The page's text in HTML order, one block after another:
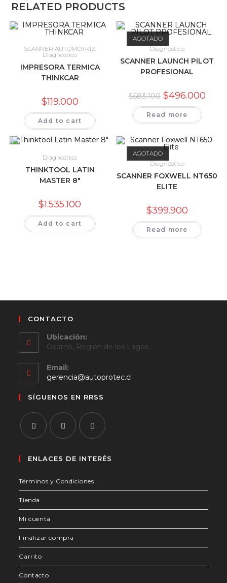
RELATED PRODUCTS
SCANNER AUTOMOTRIZ,
Diagnóstico
IMPRESORA TERMICA
THINKCAR
$119.000
Add to cart
AGOTADO
Diagnóstico
SCANNER LAUNCH PILOT
PROFESIONAL
$583.100 $496.000
Read more
Diagnóstico
THINKTOOL LATIN
MASTER 8″
$1.535.100
Add to cart
AGOTADO
Diagnóstico
SCANNER FOXWELL NT650
ELITE
$399.900
Read more
CONTACTO
Ubicación:
Osorno, Región de los Lagos
Email:
gerencia@autoprotec.cl
SÍGUENOS EN RRSS
abre
una
pestaña
abre
una
pestaña
abre
una
pestaña
ENLACES DE INTERÉS
Términos y Condiciones
Tienda
Mi cuenta
Finalizar compra
Carrito
Contacto